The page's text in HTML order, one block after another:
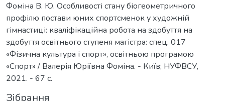
Фоміна В. Ю. Особливості стану біогеометричного
профілю постави юних спортсменок у художній
гімнастиці: кваліфікаційна робота на здобуття на
здобуття освітнього ступеня магістра: спец. 017
«Фізична культура і спорт», освітньою програмою
«Спорт» / Валерія Юріївна Фоміна. - Київ; НУФВСУ,
2021. - 67 с.
Зібрання